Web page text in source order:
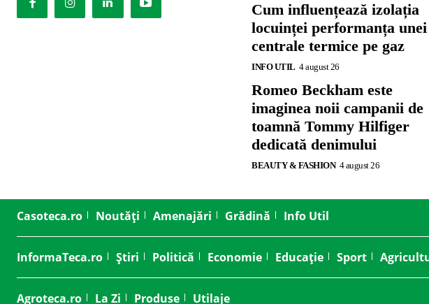
Cum influențează izolația
locuinței performanța unei
centrale termice pe gaz
INFO UTIL 4 august 26
Romeo Beckham este
imaginea noii campanii de
toamnă Tommy Hilfiger
dedicată denimului
BEAUTY & FASHION 4 august 26
Casoteca.ro Noutăți Amenajări Grădină Info Util
InformaTeca.ro Știri Politică Economie Educație Sport
Agroteca.ro La Zi Produse Utilaje